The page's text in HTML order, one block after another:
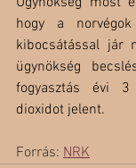
hogy a
kibocsátással jár
ügynökség
fogyasztás évi
dioxidot jelent.
Forrás: NRK